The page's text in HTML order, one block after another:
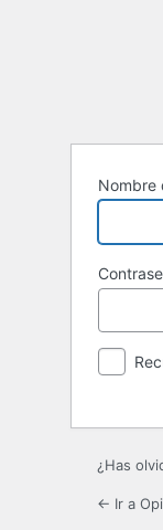
Nombre
¿Has
← Ir a